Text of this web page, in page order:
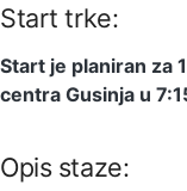
Start trke:
Start je planiran za
centra Gusinja u
Opis staze: